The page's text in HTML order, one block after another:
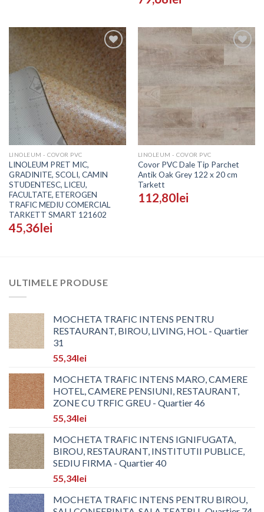
Adaugă
Wishlist
LINOLEUM - COVOR PVC
LINOLEUM PRET MIC,
GRADINITE, SCOLI, CAMIN
STUDENTESC, LICEU,
FACULTATE, ETEROGEN
TRAFIC MEDIU COMERCIAL
TARKETT SMART 121602
45,36lei
în
Wishlist
LINOLEUM - COVOR PVC
Covor PVC Dale Tip Parchet
Antik Oak Grey 122 x 20 cm
Tarkett
112,80lei
ULTIMELE PRODUSE
MOCHETA TRAFIC INTENS PENTRU
RESTAURANT, BIROU, LIVING, HOL - Quartier
31
55,34lei
MOCHETA TRAFIC INTENS MARO, CAMERE
HOTEL, CAMERE PENSIUNI, RESTAURANT,
ZONE CU TRFIC GREU - Quartier 46
55,34lei
MOCHETA TRAFIC INTENS IGNIFUGATA,
BIROU, RESTAURANT, INSTITUTII PUBLICE,
SEDIU FIRMA - Quartier 40
55,34lei
MOCHETA TRAFIC INTENS PENTRU BIROU,